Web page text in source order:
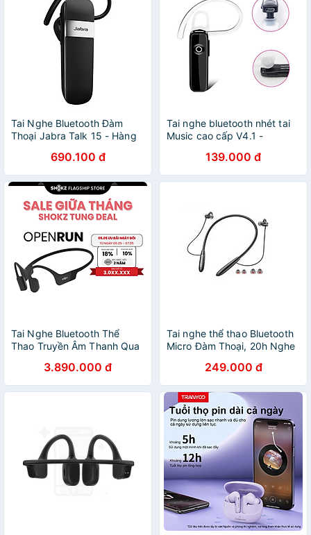
Tai Nghe Bluetooth Đàm
Thoại Jabra Talk 15 - Hàng
690.100 đ
Tai nghe bluetooth nhét tai
Music cao cấp V4.1 -
Tới 10m - Thời Gian Đàm
Thoại Lên Tới 3h - Hàng
Chính Hãng
139.000 đ
Tai Nghe Bluetooth Thể
Thao Truyền Âm Thanh Qua
S803 - Hàng chính hãng
3.890.000 đ
Tai nghe thể thao Bluetooth
Micro Đàm Thoại, 20h Nghe
Rõ Nét, có khe cắm thẻ TF
(≤32G) - Hàng nhập khẩu
249.000 đ